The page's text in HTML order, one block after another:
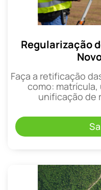
Regularização
Faça a retificação
como:
unificação de